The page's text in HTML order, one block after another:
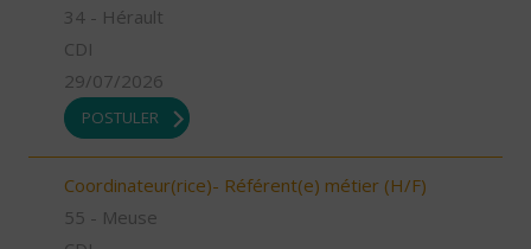
34 - Hérault
CDI
29/07/2026
POSTULER
Coordinateur(rice)- Référent(e) métier (H/F)
55 - Meuse